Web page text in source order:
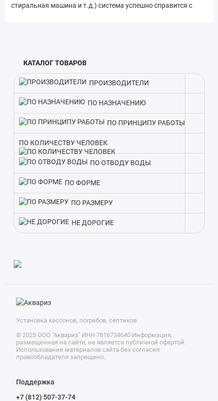
стиральная машина и т.д.) система успешно справится с
автономной канализации на загородных участках, дачах и в
частных домах с небольшим количеством проживающих.
В комплекте с септиком идет вся необходимая оснастка.
гарантирует слаженную работу всех элементов очистки
стоков.
Благодаря производительности в 1000 литров, Септик
GARDA-5-2600-C подходит для домов с количеством
проживающих до 5 человек. Поэтому при выборе модели
производительность.
КАТАЛОГ ТОВАРОВ
ПРОИЗВОДИТЕЛИ
ПО НАЗНАЧЕНИЮ
ПО ПРИНЦИПУ РАБОТЫ
ПО КОЛИЧЕСТВУ ЧЕЛОВЕК
ПО ОТВОДУ ВОДЫ
ПО ФОРМЕ
ПО РАЗМЕРУ
НЕ ДОРОГИЕ
Установка кессонов, погребов, септиков
© 2025 ООО "Аквариз" ИНН 7816734640 Информация,
размещенная на сайте, не является публичной офертой.
Использование материалов сайта без согласия
правообладателя запрещено.
Поддержка
+7 (812) 507-37-74